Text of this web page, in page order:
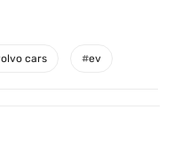
cars #ev